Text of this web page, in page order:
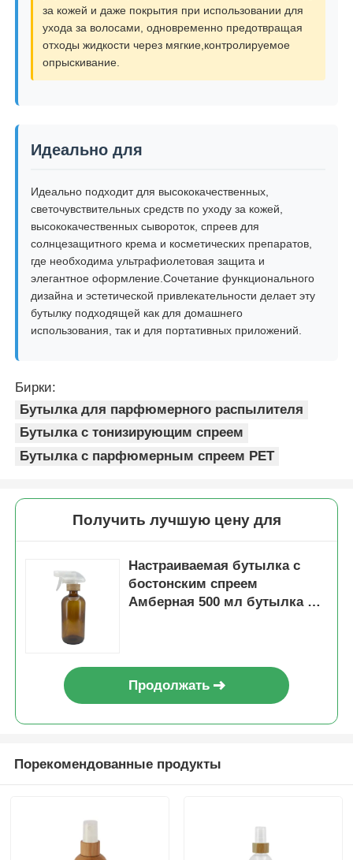
за кожей и даже покрытия при использовании для
ухода за волосами, одновременно предотвращая
отходы жидкости через мягкие,контролируемое
опрыскивание.
Идеально для
Идеально подходит для высококачественных,
светочувствительных средств по уходу за кожей,
высококачественных сывороток, спреев для
солнцезащитного крема и косметических препаратов,
где необходима ультрафиолетовая защита и
элегантное оформление.Сочетание функционального
дизайна и эстетической привлекательности делает эту
бутылку подходящей как для домашнего
использования, так и для портативных приложений.
Бирки:
Бутылка для парфюмерного распылителя
Бутылка с тонизирующим спреем
Бутылка с парфюмерным спреем PET
Получить лучшую цену для
Настраиваемая бутылка с
бостонским спреем
Амберная 500 мл бутылка с
Продолжать
Порекомендованные продукты